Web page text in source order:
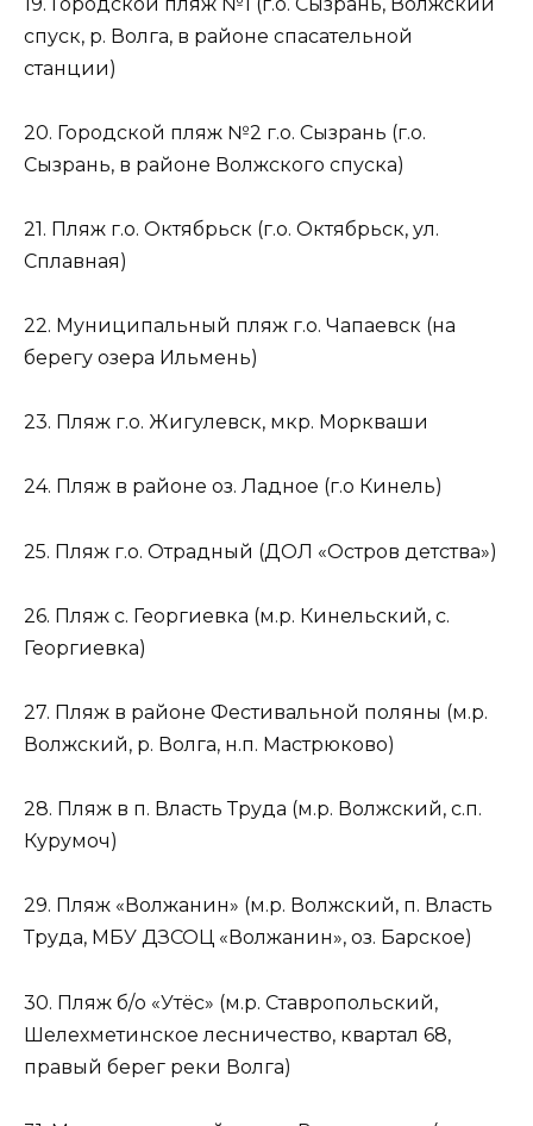
спуск, р. Волга, в районе спасательной
станции)
20. Городской пляж №2 г.о. Сызрань (г.о.
Сызрань, в районе Волжского спуска)
21. Пляж г.о. Октябрьск (г.о. Октябрьск, ул.
Сплавная)
22. Муниципальный пляж г.о. Чапаевск (на
берегу озера Ильмень)
23. Пляж г.о. Жигулевск, мкр. Моркваши
24. Пляж в районе оз. Ладное (г.о Кинель)
25. Пляж г.о. Отрадный (ДОЛ «Остров детства»)
26. Пляж с. Георгиевка (м.р. Кинельский, с.
Георгиевка)
27. Пляж в районе Фестивальной поляны (м.р.
Волжский, р. Волга, н.п. Мастрюково)
28. Пляж в п. Власть Труда (м.р. Волжский, с.п.
Курумоч)
29. Пляж «Волжанин» (м.р. Волжский, п. Власть
Труда, МБУ ДЗСОЦ «Волжанин», оз. Барское)
30. Пляж б/о «Утёс» (м.р. Ставропольский,
Шелехметинское лесничество, квартал 68,
правый берег реки Волга)